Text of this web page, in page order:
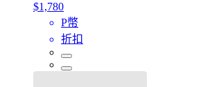
$1,780
P幣
折扣